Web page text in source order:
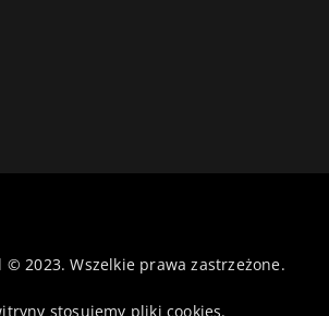
© 2023. Wszelkie prawa zastrzeżone.
stosujemy pliki cookies.